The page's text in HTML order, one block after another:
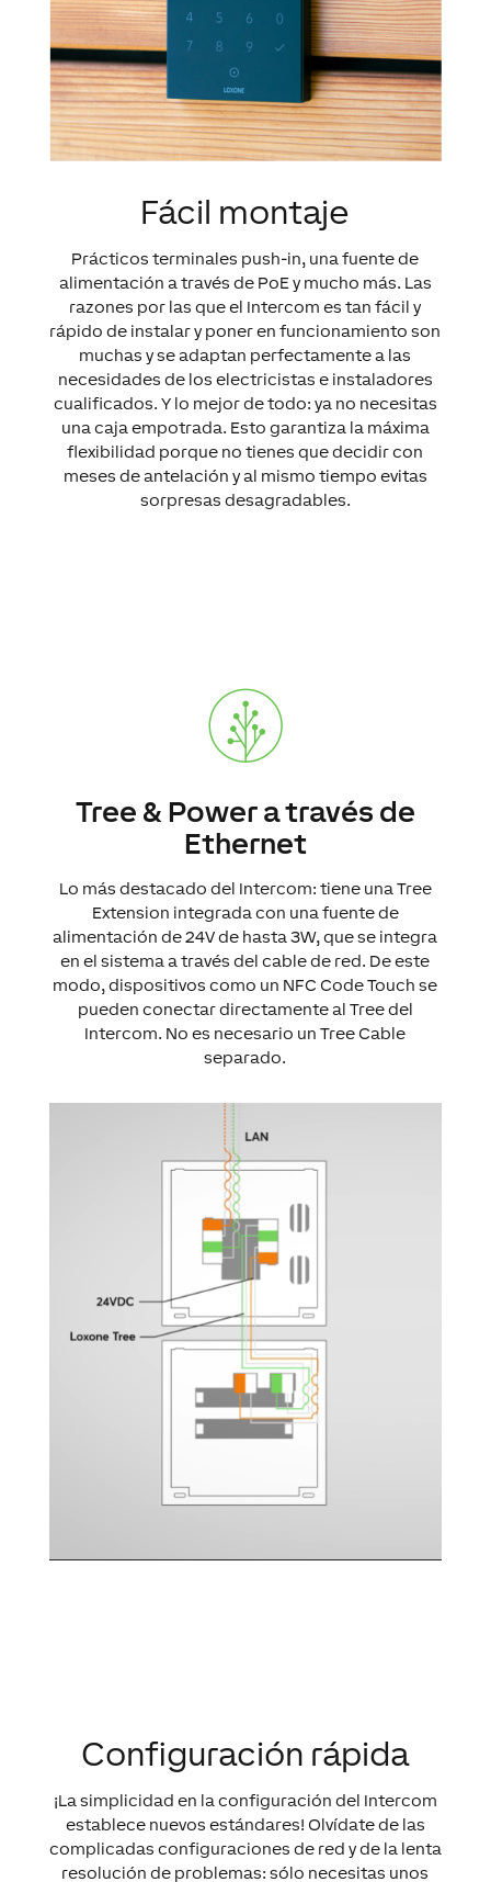
Fácil montaje
Prácticos terminales push-in, una fuente de
alimentación a través de PoE y mucho más. Las
razones por las que el Intercom es tan fácil y
rápido de instalar y poner en funcionamiento son
muchas y se adaptan perfectamente a las
necesidades de los electricistas e instaladores
cualificados. Y lo mejor de todo: ya no necesitas
una caja empotrada. Esto garantiza la máxima
flexibilidad porque no tienes que decidir con
meses de antelación y al mismo tiempo evitas
sorpresas desagradables.
Tree & Power a través de
Ethernet
Lo más destacado del Intercom: tiene una Tree
Extension integrada con una fuente de
alimentación de 24V de hasta 3W, que se integra
en el sistema a través del cable de red. De este
modo, dispositivos como un NFC Code Touch se
pueden conectar directamente al Tree del
Intercom. No es necesario un Tree Cable
separado.
Configuración rápida
¡La simplicidad en la configuración del Intercom
establece nuevos estándares! Olvídate de las
complicadas configuraciones de red y de la lenta
resolución de problemas: sólo necesitas unos